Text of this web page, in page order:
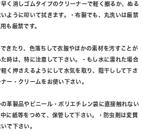
く消しゴムタイプのクリーナーで軽く擦るか、ぬる
ように叩いて拭きます。・布製でも、丸洗いは厳禁
も厳禁です。
きたり、色落ちして衣服やほかの素材を汚すことが
時は、特に注意して下さい。・もし水に濡れた場合
く押さえるようにして水気を取り、陰干しして下さ
ー・クリームをお使い下さい。
革製品やビニール・ポリエチレン袋に直接触れない
に紙等をつめて、保管して下さい。・防虫剤は変質
で下さい。